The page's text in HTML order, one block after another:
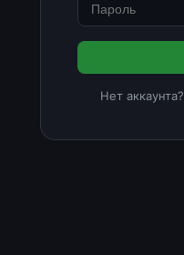
Нет аккаунта?